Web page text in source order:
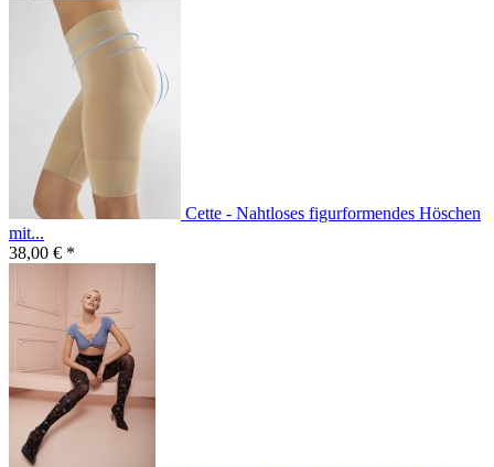
Cette - Nahtloses figurformendes Höschen
mit...
38,00 € *